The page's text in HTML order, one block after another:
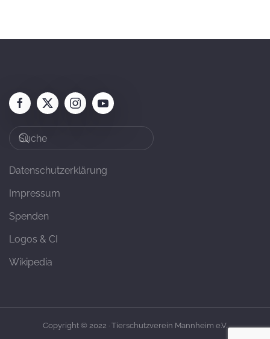
Datenschutzerklärung
Impressum
Spenden
Logos & CI
Wikipedia
Copyright © 2022 · Tierschutzverein Mannheim e.V.